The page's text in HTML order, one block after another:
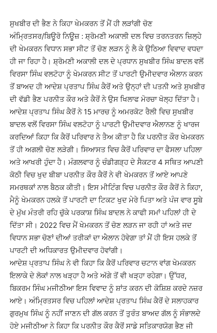
ਸੁਖਬੀਰ ਦੀ ਭੈਣ ਨੇ ਕਿਹਾ ਖੇਮਕਰਨ ਤੋਂ ਮੈਂ ਹੀ ਲੜਾਂਗੀ ਚੋਣ
ਅੰਮ੍ਰਿਤਸਰ/ਬਿਊਰੋ ਨਿਊਜ਼ : ਸ਼੍ਰੋਮਣੀ ਅਕਾਲੀ ਦਲ ਵਿਚ ਤਰਨਤਰਨ ਜ਼ਿਲ੍ਹੇ
ਦੀ ਖੇਮਕਰਨ ਵਿਧਾਨ ਸਭਾ ਸੀਟ ਤੋਂ ਚੋਣ ਲੜਨ ਨੂੰ ਲੈ ਕੇ ਉਠਿਆ ਵਿਵਾਦ ਵਧਦਾ
ਹੀ ਜਾ ਰਿਹਾ ਹੈ। ਸ਼੍ਰੋਮਣੀ ਅਕਾਲੀ ਦਲ ਦੇ ਪ੍ਰਧਾਨ ਸੁਖਬੀਰ ਸਿੰਘ ਬਾਦਲ ਵਲੋਂ
ਵਿਰਸਾ ਸਿੰਘ ਵਲਟੋਹਾ ਨੂੰ ਖੇਮਕਰਨ ਸੀਟ ਤੋਂ ਪਾਰਟੀ ਉਮੀਦਵਾਰ ਐਲਾਨ ਕਰਨ
ਤੋਂ ਬਾਅਦ ਹੀ ਆਦੇਸ਼ ਪ੍ਰਤਾਪ ਸਿੰਘ ਕੈਰੋਂ ਅਤੇ ਉਨ੍ਹਾਂ ਦੀ ਪਤਨੀ ਅਤੇ ਸੁਖਬੀਰ
ਦੀ ਵੱਡੀ ਭੈਣ ਪਰਨੀਤ ਕੌਰ ਅਤੇ ਕੈਰੋਂ ਨੇ ਉਸ ਖਿਲਾਫ ਮੋਰਚਾ ਖੋਲ੍ਹ ਦਿੱਤਾ ਹੈ।
ਆਦੇਸ਼ ਪ੍ਰਤਾਪ ਸਿੰਘ ਕੈਰੋਂ ਨੇ 15 ਮਾਰਚ ਨੂੰ ਅਮਰਕੋਟ ਰੈਲੀ ਵਿਚ ਸੁਖਬੀਰ
ਬਾਦਲ ਵਲੋਂ ਵਿਰਸਾ ਸਿੰਘ ਵਲਟੋਹਾ ਨੂੰ ਪਾਰਟੀ ਉਮੀਦਵਾਰ ਐਲਾਨਣ ਨੂੰ ਖਾਰਜ
ਕਰਦਿਆਂ ਕਿਹਾ ਕਿ ਕੈਰੋਂ ਪਰਿਵਾਰ ਨੇ ਤੈਅ ਕੀਤਾ ਹੈ ਕਿ ਪਰਨੀਤ ਕੌਰ ਖੇਮਕਰਨ
ਤੋਂ ਹੀ ਅਗਲੀ ਚੋਣ ਲੜੇਗੀ। ਸਿਆਸਤ ਵਿਚ ਕੈਰੋਂ ਪਰਿਵਾਰ ਦਾ ਫੈਸਲਾ ਪਹਿਲਾ
ਅਤੇ ਆਖਰੀ ਹੁੰਦਾ ਹੈ। ਮੰਗਲਵਾਰ ਨੂੰ ਚੰਡੀਗੜ੍ਹ ਦੇ ਸੈਕਟਰ 4 ਸਥਿਤ ਆਪਣੀ
ਕੋਠੀ ਵਿਚ ਖੁਦ ਬੀਬਾ ਪਰਨੀਤ ਕੌਰ ਕੈਰੋਂ ਨੇ ਵੀ ਖੇਮਕਰਨ ਤੋਂ ਆਏ ਆਪਣੇ
ਸਮਰਥਕਾਂ ਨਾਲ ਬੈਠਕ ਕੀਤੀ। ਇਸ ਮੀਟਿੰਗ ਵਿਚ ਪਰਨੀਤ ਕੌਰ ਕੈਰੋਂ ਨੇ ਕਿਹਾ,
ਮੈਨੂੰ ਖੇਮਕਰਨ ਹਲਕੇ ਤੋਂ ਪਾਰਟੀ ਦਾ ਟਿਕਟ ਖੁਦ ਮੇਰੇ ਪਿਤਾ ਅਤੇ ਪੰਜ ਵਾਰ ਸੂਬੇ
ਦੇ ਮੁੱਖ ਮੰਤਰੀ ਰਹਿ ਚੁੱਕੇ ਪਰਕਾਸ਼ ਸਿੰਘ ਬਾਦਲ ਨੇ ਕਾਫੀ ਸਮਾਂ ਪਹਿਲਾਂ ਹੀ ਦੇ
ਦਿੱਤਾ ਸੀ। 2022 ਵਿਚ ਮੈਂ ਖੇਮਕਰਨ ਤੋਂ ਚੋਣ ਲੜਨ ਜਾ ਰਹੀ ਹਾਂ ਅਤੇ ਜਦ
ਵਿਧਾਨ ਸਭਾ ਚੋਣਾਂ ਦੀਆਂ ਤਰੀਕਾਂ ਦਾ ਐਲਾਨ ਹੋਵੇਗਾ ਤਾਂ ਮੈਂ ਹੀ ਇਸ ਹਲਕੇ ਤੋਂ
ਪਾਰਟੀ ਦੀ ਅਧਿਕਾਰਤ ਉਮੀਦਵਾਰ ਹੋਵਾਂਗੀ।
ਆਦੇਸ਼ ਪ੍ਰਤਾਪ ਸਿੰਘ ਨੇ ਵੀ ਕਿਹਾ ਕਿ ਕੈਰੋਂ ਪਰਿਵਾਰ ਚਟਾਨ ਵਾਂਗ ਖੇਮਕਰਨ
ਇਲਾਕੇ ਦੇ ਲੋਕਾਂ ਨਾਲ ਖੜ੍ਹਾ ਹੈ ਅਤੇ ਅੱਗੇ ਤੋਂ ਵੀ ਖੜ੍ਹਾ ਰਹੇਗਾ। ਉੱਧਰ,
ਬਿਕਰਮ ਸਿੰਘ ਮਜੀਠੀਆ ਇਸ ਵਿਵਾਦ ਨੂੰ ਸ਼ਾਂਤ ਕਰਨ ਦੀ ਕੋਸ਼ਿਸ਼ ਕਰਦੇ ਨਜ਼ਰ
ਆਏ। ਅੰਮ੍ਰਿਤਸਰ ਵਿਚ ਪਹਿਲਾਂ ਆਦੇਸ਼ ਪ੍ਰਤਾਪ ਸਿੰਘ ਕੈਰੋਂ ਦੇ ਸਲਾਹਕਾਰ
ਗੁਰਮੁਖ ਸਿੰਘ ਨੂੰ ਨਹੀਂ ਜਾਣਨ ਦੀ ਗੱਲ ਕਰਨ ਤੋਂ ਤੁਰੰਤ ਬਾਅਦ ਗੱਲ ਨੂੰ ਸੰਭਾਲਦੇ
ਹੋਏ ਮਜੀਠੀਆ ਨੇ ਕਿਹਾ ਕਿ ਪਰਨੀਤ ਕੌਰ ਕੈਰੋਂ ਸਾਡੇ ਸਤਿਕਾਰਯੋਗ ਭੈਣ ਜੀ